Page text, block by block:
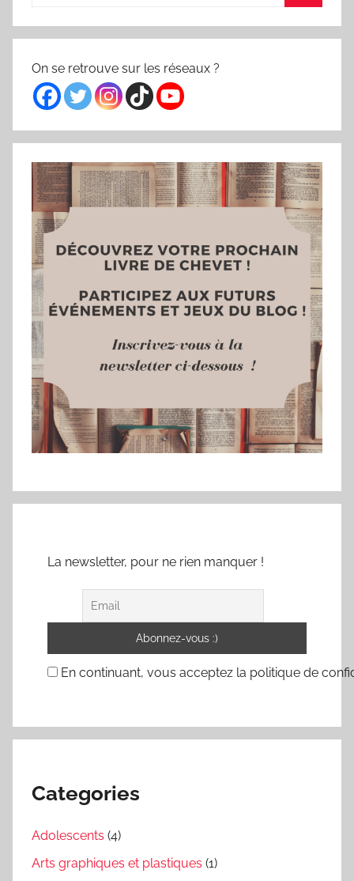
:
On se retrouve sur les réseaux ?
La newsletter, pour ne rien manquer !
En continuant, vous acceptez la politique de
Categories
Adolescents (4)
Arts graphiques et plastiques (1)